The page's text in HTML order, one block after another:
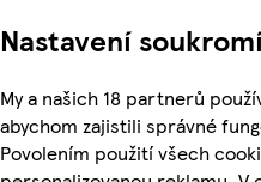
Nastavení
My a našich 18 partnerů
abychom zajistili správné
Povolením použití všech